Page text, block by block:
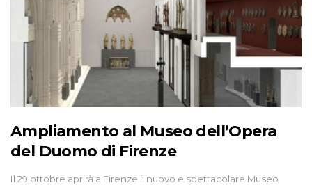
Ampliamento al Museo dell’Opera
del Duomo di Firenze
Il 29 ottobre aprirà a Firenze il nuovo e spettacolare Museo